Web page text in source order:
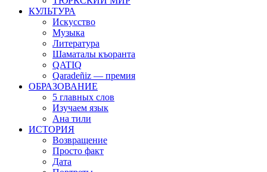
КУЛЬТУРА
Искусство
Музыка
Литература
Шаматалы къоранта
QATIQ
Qaradeñiz — премия
ОБРАЗОВАНИЕ
5 главных слов
Изучаем язык
Ана тили
ИСТОРИЯ
Возвращение
Просто факт
Дата